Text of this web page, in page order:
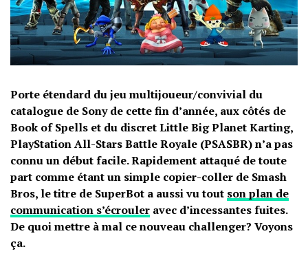
Porte étendard du jeu multijoueur/convivial du
catalogue de Sony de cette fin d’année, aux côtés de
Book of Spells et du discret Little Big Planet Karting,
PlayStation All-Stars Battle Royale (PSASBR) n’a pas
connu un début facile. Rapidement attaqué de toute
part comme étant un simple copier-coller de Smash
Bros, le titre de SuperBot a aussi vu tout son plan de
communication s’écrouler avec d’incessantes fuites.
De quoi mettre à mal ce nouveau challenger? Voyons
ça.